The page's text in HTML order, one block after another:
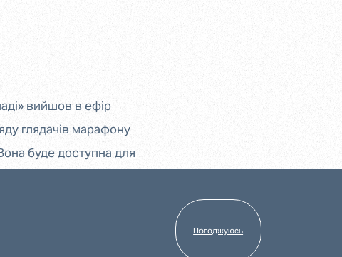
вийшов в ефір
глядачів марафону
буде доступна для
Погоджуюсь